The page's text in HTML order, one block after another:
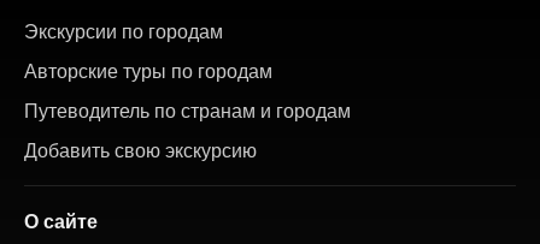
Экскурсии по городам
Авторские туры по городам
Путеводитель по странам и городам
Добавить свою экскурсию
О сайте